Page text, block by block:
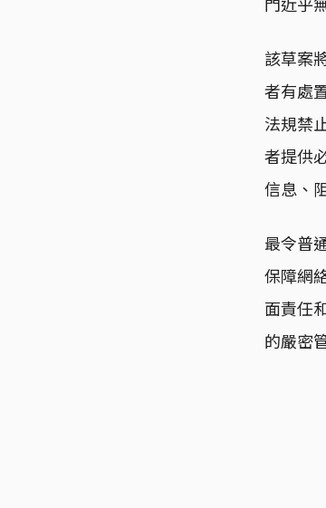
該草案
者有處
法規禁
者提供
信息、
最令普
保障網
面責任
的嚴密